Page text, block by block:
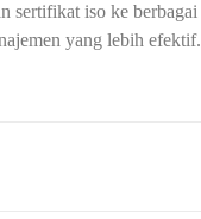
iso ke
yang lebih efektif.